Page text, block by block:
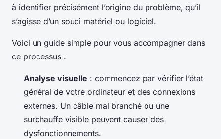
à identifier précisément l’origine du problème, qu’il
s’agisse d’un souci matériel ou logiciel.
Voici un guide simple pour vous accompagner dans
ce processus :
Analyse visuelle : commencez par vérifier l’état
général de votre ordinateur et des connexions
externes. Un câble mal branché ou une
surchauffe visible peuvent causer des
dysfonctionnements.